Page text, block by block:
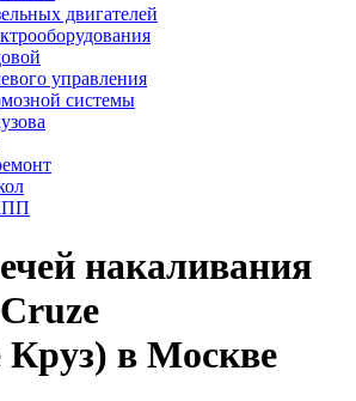
двигателей
управления
системы
накаливания
в Москве